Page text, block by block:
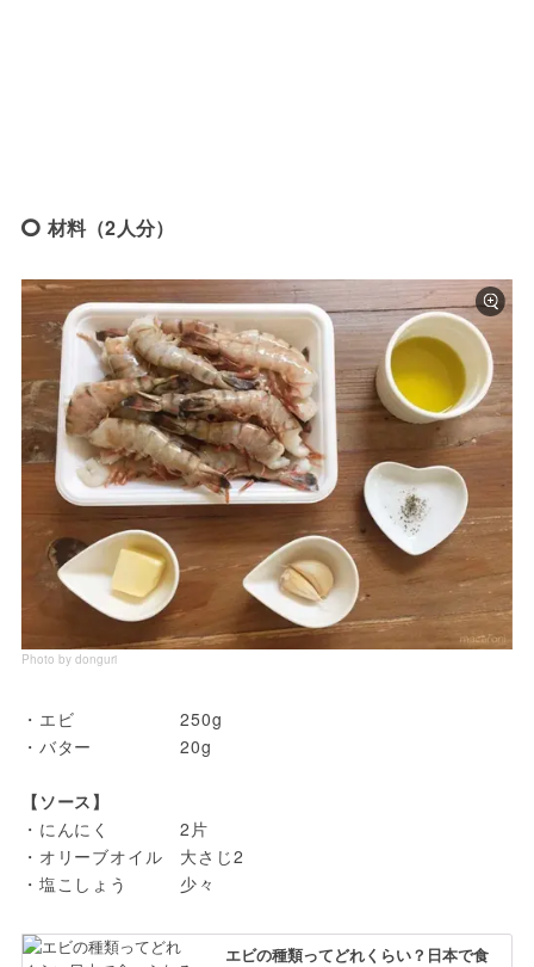
材料（2人分）
Photo by donguri
・エビ　　　　　　250g
・バター　　　　　20g
【ソース】
・にんにく　　　　2片
・オリーブオイル　大さじ2
エビの種類ってどれくらい？日本で食